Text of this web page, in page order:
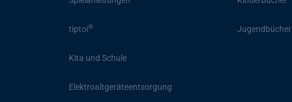
tiptoi®
Kita und Schule
Elektroaltgeräteentsorgung
Jugendbücher